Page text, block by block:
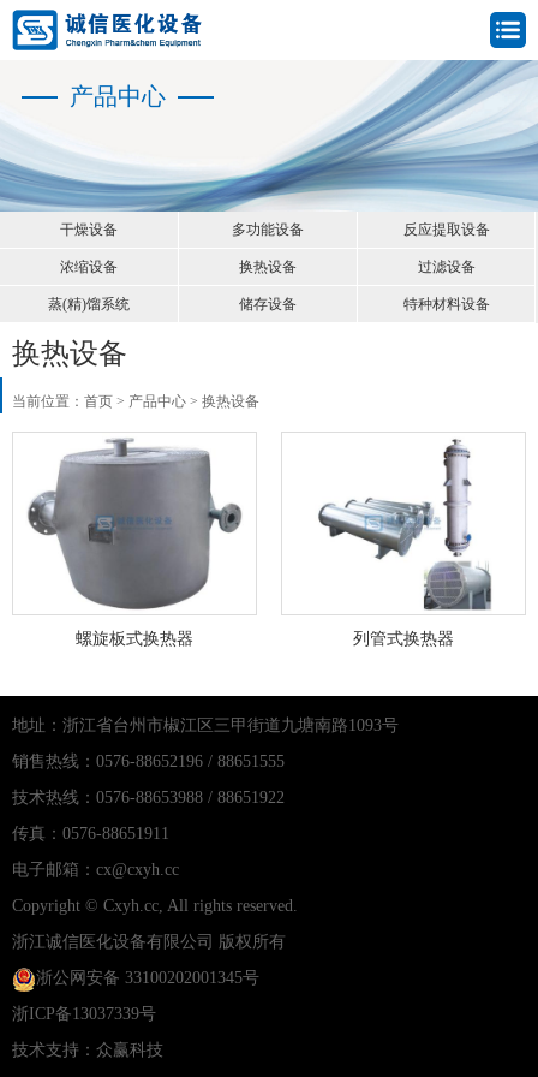
产品中心
干燥设备 多功能设备 反应提取设备
浓缩设备 换热设备 过滤设备
蒸(精)馏系统 储存设备 特种材料设备
换热设备
当前位置： 首页 > 产品中心 > 换热设备
螺旋板式换热器 列管式换热器
地址：浙江省台州市椒江区三甲街道九塘南路1093号
销售热线：0576-88652196 / 88651555
技术热线：0576-88653988 / 88651922
传真：0576-88651911
电子邮箱：cx@cxyh.cc
Copyright © Cxyh.cc, All rights reserved.
浙江诚信医化设备有限公司
版权所有
浙公网安备 33100202001345号
浙ICP备13037339号
技术支持： 众赢科技